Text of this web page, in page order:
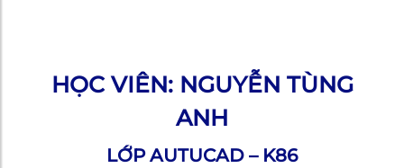
HỌC VIÊN: NGUYỄN TÙNG
ANH
LỚP AUTUCAD – K86